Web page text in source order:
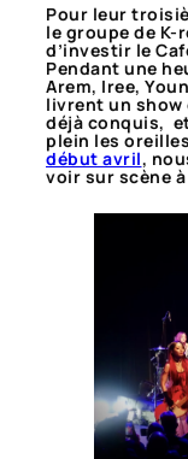
Pour leur
le groupe de
d’investir le
Pendant une
Arem, Iree,
livrent un show
déjà conquis,
plein les
début avril,
voir sur scène